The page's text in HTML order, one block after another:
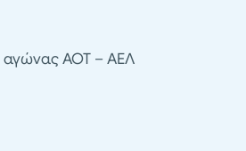
αγώνας ΑΟΤ – ΑΕΛ